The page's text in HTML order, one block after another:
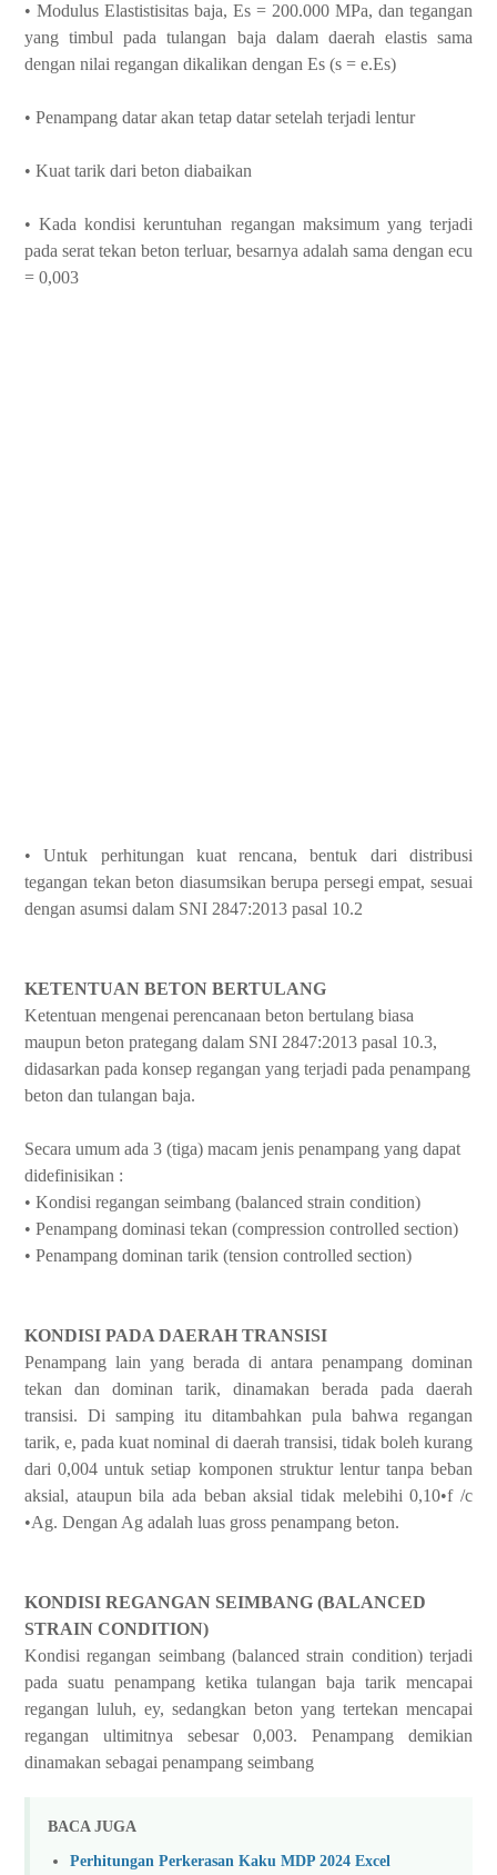
• Modulus Elastistisitas baja, Es = 200.000 MPa, dan tegangan
yang timbul pada tulangan baja dalam daerah elastis sama
dengan nilai regangan dikalikan dengan Es (s = e.Es)
• Penampang datar akan tetap datar setelah terjadi lentur
• Kuat tarik dari beton diabaikan
• Kada kondisi keruntuhan regangan maksimum yang terjadi
pada serat tekan beton terluar, besarnya adalah sama dengan ecu
= 0,003
• Untuk perhitungan kuat rencana, bentuk dari distribusi
tegangan tekan beton diasumsikan berupa persegi empat, sesuai
dengan asumsi dalam SNI 2847:2013 pasal 10.2
KETENTUAN BETON BERTULANG
Ketentuan mengenai perencanaan beton bertulang biasa
maupun beton prategang dalam SNI 2847:2013 pasal 10.3,
didasarkan pada konsep regangan yang terjadi pada penampang
beton dan tulangan baja.
Secara umum ada 3 (tiga) macam jenis penampang yang dapat
didefinisikan :
• Kondisi regangan seimbang (balanced strain condition)
• Penampang dominasi tekan (compression controlled section)
• Penampang dominan tarik (tension controlled section)
KONDISI PADA DAERAH TRANSISI
Penampang lain yang berada di antara penampang dominan
tekan dan dominan tarik, dinamakan berada pada daerah
transisi. Di samping itu ditambahkan pula bahwa regangan
tarik, e, pada kuat nominal di daerah transisi, tidak boleh kurang
dari 0,004 untuk setiap komponen struktur lentur tanpa beban
aksial, ataupun bila ada beban aksial tidak melebihi 0,10•f /c
•Ag. Dengan Ag adalah luas gross penampang beton.
KONDISI REGANGAN SEIMBANG (BALANCED
STRAIN CONDITION)
Kondisi regangan seimbang (balanced strain condition) terjadi
pada suatu penampang ketika tulangan baja tarik mencapai
regangan luluh, ey, sedangkan beton yang tertekan mencapai
regangan ultimitnya sebesar 0,003. Penampang demikian
dinamakan sebagai penampang seimbang
BACA JUGA
Perhitungan Perkerasan Kaku MDP 2024 Excel